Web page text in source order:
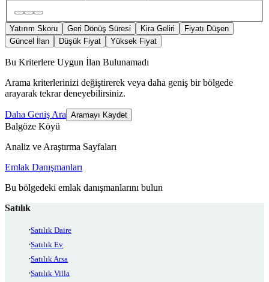
Yatırım Skoru Geri Dönüş Süresi Kira Geliri
Fiyatı Düşen
Güncel İlan
Düşük Fiyat Yüksek Fiyat
Bu Kriterlere Uygun İlan Bulunamadı
Arama kriterlerinizi değiştirerek veya daha geniş bir bölgede
arayarak tekrar deneyebilirsiniz.
Daha Geniş Ara Aramayı Kaydet
Balgöze Köyü
Analiz ve Araştırma Sayfaları
Emlak Danışmanları
Bu bölgedeki emlak danışmanlarını bulun
Satılık
Satılık Daire
Satılık Ev
Satılık Arsa
Satılık Villa